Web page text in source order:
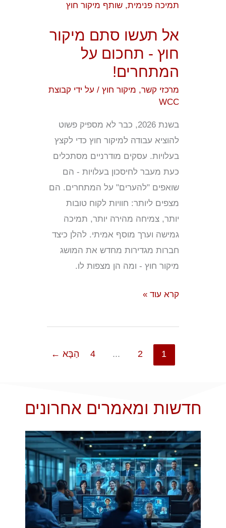
אל תעשו סתם מיקור
חוץ - תחכום על
המתחרים!
מרכזי קשר,מיקור חוץ/ על ידיקבוצת
WCC
בשנת 2026, כבר לא מספיק פשוט
להוציא עבודה למיקור חוץ כדי לקצץ
בעלויות. עסקים מודרניים מסתכלים
כעת מעבר לחיסכון בעלויות - הם
שואפים "להערים" על המתחרים. הם
מצפים ליותר: חוויות לקוח טובות
יותר, צמיחה מהירה יותר, תמיכה
גמישה וערך מוסף אמיתי. להלן כיצד
חברות מגדירות מחדש את המושג
מיקור חוץ - ומה הן מצפות לו.
סתם
חוץ
תחכום
המתחרים!
קרא עוד »
הַבָּא←
חדשות ומאמרים אחרונים